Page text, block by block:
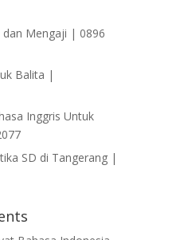
dan Mengaji | 0896
Balita |
Inggris Untuk
SD di Tangerang |